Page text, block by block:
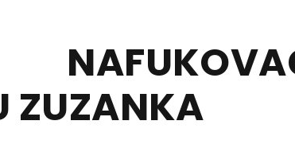
ZUZANKA